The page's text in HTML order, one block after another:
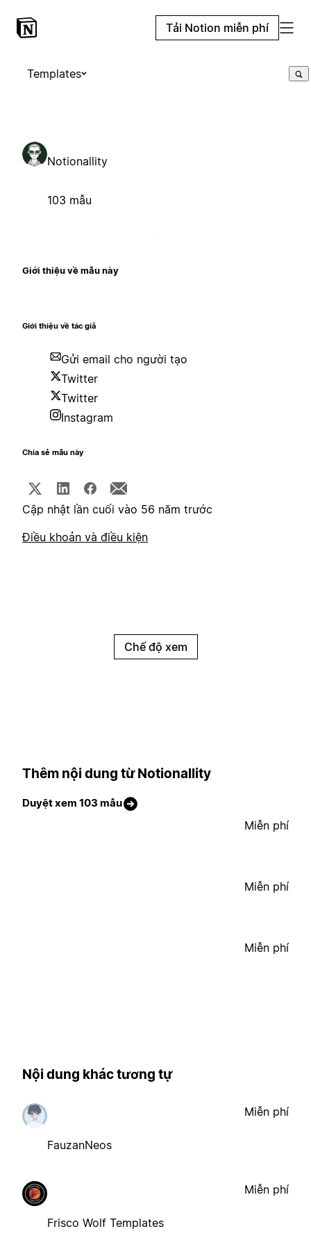
Tải Notion miễn phí
Templates
Notionallity
103 mẫu
Giới thiệu về mẫu này
Giới thiệu về tác giả
Gửi email cho người tạo
Twitter
Twitter
Instagram
Chia sẻ mẫu này
Cập nhật lần cuối vào 56 năm trước
Điều khoản và điều kiện
Chế độ xem
Thêm nội dung từ Notionallity
Duyệt xem 103 mẫu
Miễn phí
Miễn phí
Miễn phí
Nội dung khác tương tự
FauzanNeos
Miễn phí
Frisco Wolf Templates
Miễn phí